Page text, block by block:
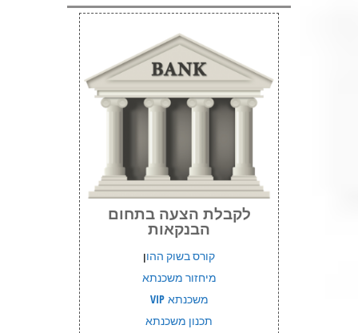
לקבלת הצעה בתחום
הבנקאות
קורס בשוק ההון
מיחזור משכנתא
משכנתא VIP
תכנון משכנתא